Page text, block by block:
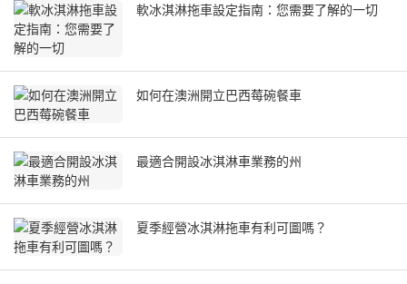
軟冰淇淋拖車設定指南：您需要了解的一切
如何在澳洲開立巴西莓碗餐車
最適合開設冰淇淋車業務的州
夏季經營冰淇淋拖車有利可圖嗎？